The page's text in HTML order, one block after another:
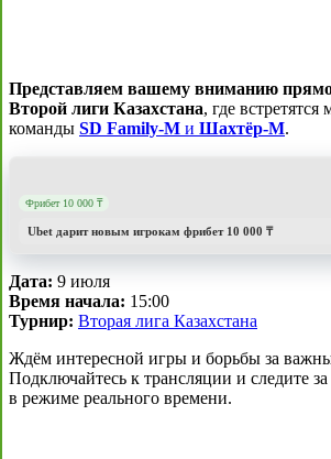
Представляем вашему вниманию
Второй лиги Казахстана, где
команды SD Family-М и Шахтёр-М.
Фрибет 10 000 ₸
Ubet дарит новым игрокам фрибет 10 000 ₸
Дата: 9 июля
Время начала: 15:00
Турнир: Вторая лига Казахстана
Ждём интересной игры и борьбы за
Подключайтесь к трансляции и следите
в режиме реального времени.